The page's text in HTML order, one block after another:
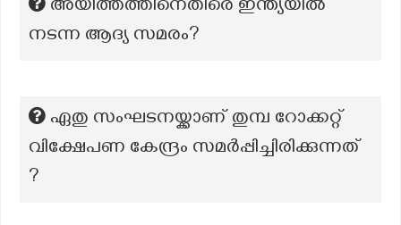
അയിത്തത്തിനെതിരെ ഇന്ത്യയില്‍
നടന്ന ആദ്യ സമരം?
ഏതു സംഘടനയ്ക്കാണ് തുമ്പ റോക്കറ്റ്
വിക്ഷേപണ കേന്ദ്രം സമർപ്പിച്ചിരിക്കുന്നത്
?